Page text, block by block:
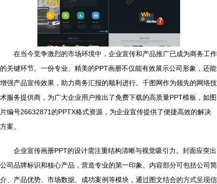
在当今竞争激烈的市场环境中，企业宣传和产品推广已成为商务工作
的关键环节。一份专业、精美的PPT画册不仅能有效展示公司形象，还能
增强产品宣传效果，助力商务汇报的顺利进行。千图网作为领先的网络技
术服务提供商，为广大企业用户推出了免费下载的高质量PPT模板，如图
片编号26632871的PPTX格式资源，为企业宣传提供了便捷高效的解决
方案。
企业宣传画册PPT的设计需注重结构清晰与视觉吸引力。封面应突出
公司品牌标识和核心产品，营造专业的第一印象。内容部分可包括公司简
介、产品优势、市场数据、成功案例等模块，通过图文结合的方式呈现信